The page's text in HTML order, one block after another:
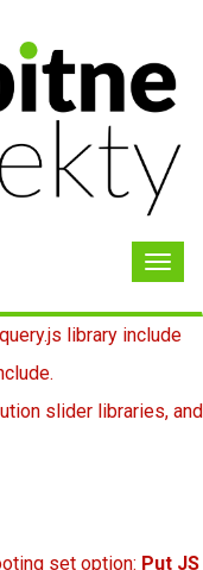
library include
slider libraries, and
set option: Put JS